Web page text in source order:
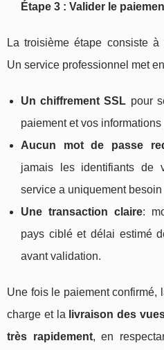
Étape 3 : Valider le
La troisième étape consiste à
Un service professionnel met
Un chiffrement SSL pour
paiement et vos
Aucun mot de passe
jamais les identifiants de
service a uniquement
Une transaction claire:
pays ciblé et délai estimé
avant validation.
Une fois le paiement confirmé,
charge et la livraison des
très rapidement, en